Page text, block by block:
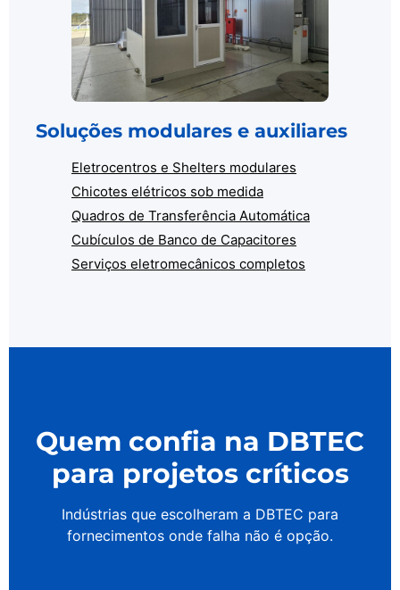
Soluções modulares e auxiliares
Eletrocentros e Shelters modulares
Chicotes elétricos sob medida
Quadros de Transferência Automática
Cubículos de Banco de Capacitores
Serviços eletromecânicos completos
Quem confia na DBTEC
para projetos críticos
Indústrias que escolheram a DBTEC para
fornecimentos onde falha não é opção.